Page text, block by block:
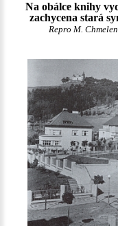
Na obálce knihy
zachycena stará
Repro M.